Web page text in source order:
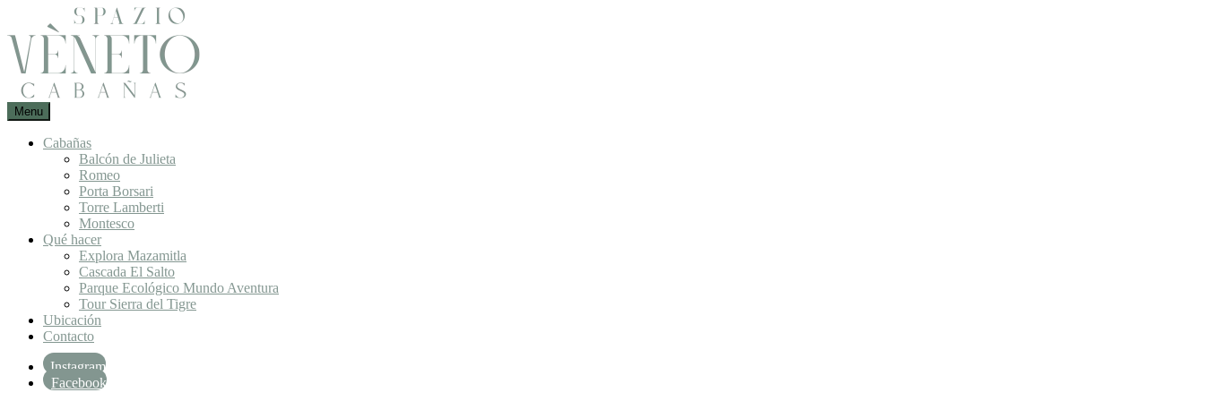
content
Spazio
Vèneto :
Mazamitla
Un
lugar
para
desconectarte
Menu
Cabañas
Balcón de Julieta
Romeo
Porta Borsari
Torre Lamberti
Montesco
Qué hacer
Explora Mazamitla
Cascada El Salto
Parque Ecológico Mundo Aventura
Tour Sierra del Tigre
Ubicación
Contacto
Instagram
Facebook